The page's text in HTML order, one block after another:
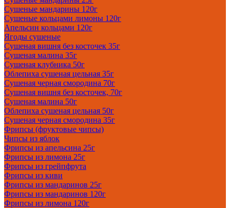
Сушеные мандарины 120г
Сушеные кольцами лимоны 120г
Апельсин кольцами 120г
Ягоды сушеные
Сушеная вишня без косточек 35г
Сушеная малина 35г
Сушеная клубника 50г
Облепиха сушеная цельная 35г
Сушеная черная смородина 70г
Сушеная вишня без косточек, 70г
Сушеная малина 50г
Облепиха сушеная цельная 50г
Сушеная черная смородина 35г
Фрипсы (фруктовые чипсы)
Чипсы из яблок
Фрипсы из апельсина 25г
Фрипсы из лимона 25г
Фрипсы из грейпфрута
Фрипсы из киви
Фрипсы из мандаринов 25г
Фрипсы из мандаринов 120г
Фрипсы из лимона 120г